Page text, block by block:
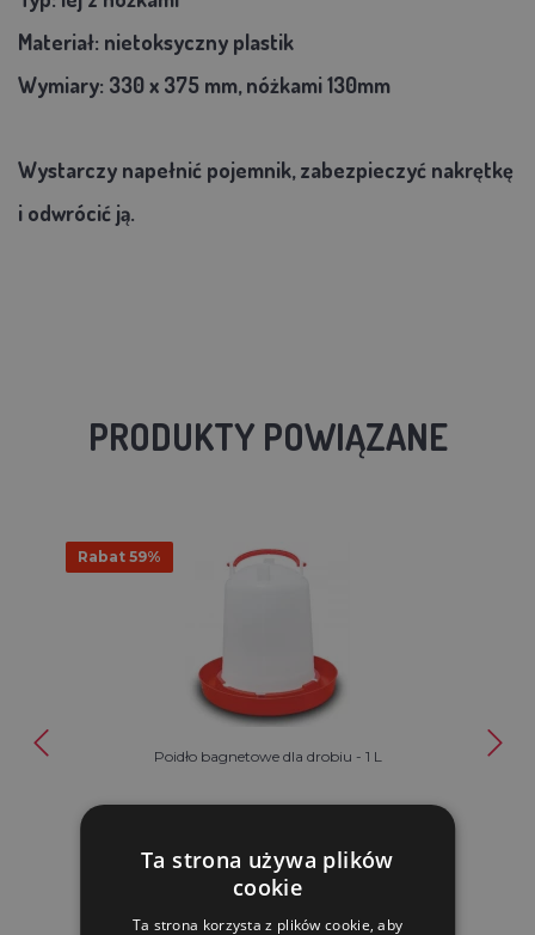
Materiał: nietoksyczny plastik
Wymiary: 330 x 375 mm, nóżkami 130mm
Wystarczy napełnić pojemnik, zabezpieczyć nakrętkę
i odwrócić ją.
PRODUKTY POWIĄZANE
Rabat 59%
Poidło bagnetowe dla drobiu - 1 L
9.00 zl
W MAGAZYNIE
Ta strona używa plików
cookie
Ta strona korzysta z plików cookie, aby